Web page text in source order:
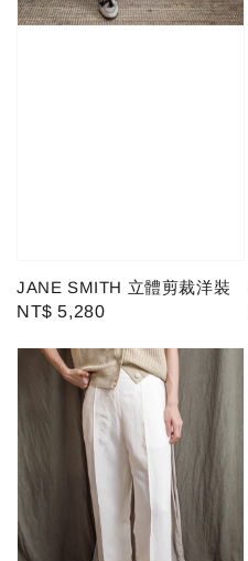
JANE SMITH 立體剪裁洋裝
Regular
NT$ 5,280